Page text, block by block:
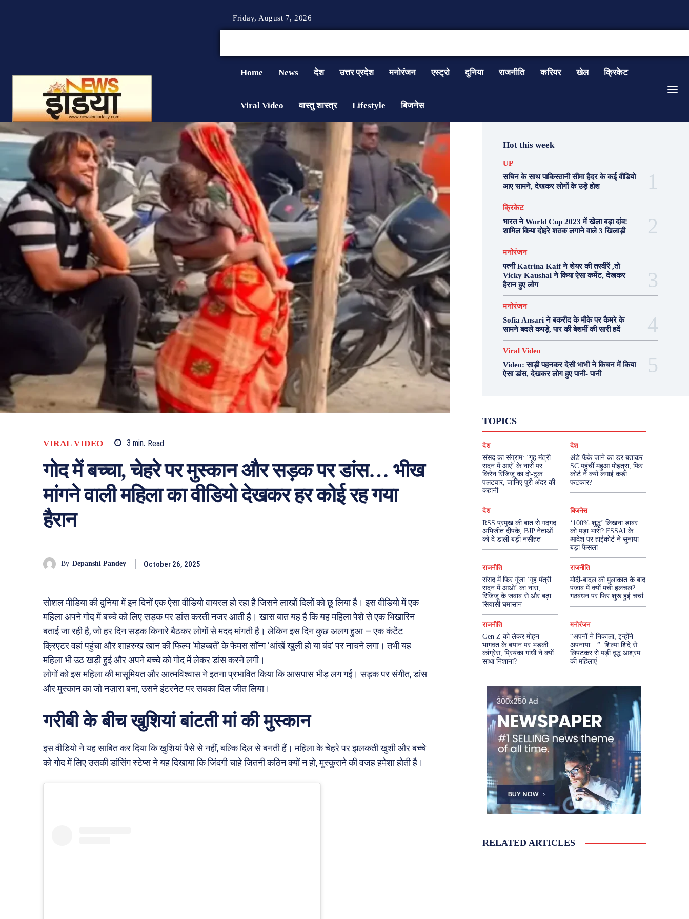
Friday, August 7, 2026
Home News देश उत्तर प्रदेश मनोरंजन एस्ट्रो दुनिया राजनीति करियर खेल क्रिकेट
Viral Video वास्तु शास्त्र Lifestyle बिजनेस
VIRAL VIDEO 3 min. Read
गोद में बच्चा, चेहरे पर मुस्कान और सड़क पर डांस… भीख
मांगने वाली महिला का वीडियो देखकर हर कोई रह गया
हैरान
By Depanshi Pandey October 26, 2025
सोशल मीडिया की दुनिया में इन दिनों एक ऐसा वीडियो वायरल हो रहा है जिसने लाखों दिलों को छू लिया है। इस वीडियो में एक
महिला अपने गोद में बच्चे को लिए सड़क पर डांस करती नजर आती है। खास बात यह है कि यह महिला पेशे से एक भिखारिन
बताई जा रही है, जो हर दिन सड़क किनारे बैठकर लोगों से मदद मांगती है। लेकिन इस दिन कुछ अलग हुआ — एक कंटेंट
क्रिएटर वहां पहुंचा और शाहरुख खान की फिल्म ‘मोहब्बतें’ के फेमस सॉन्ग ‘आंखें खुली हो या बंद’ पर नाचने लगा। तभी यह
महिला भी उठ खड़ी हुई और अपने बच्चे को गोद में लेकर डांस करने लगी।
लोगों को इस महिला की मासूमियत और आत्मविश्वास ने इतना प्रभावित किया कि आसपास भीड़ लग गई। सड़क पर संगीत, डांस
और मुस्कान का जो नज़ारा बना, उसने इंटरनेट पर सबका दिल जीत लिया।
गरीबी के बीच खुशियां बांटती मां की मुस्कान
इस वीडियो ने यह साबित कर दिया कि खुशियां पैसे से नहीं, बल्कि दिल से बनती हैं। महिला के चेहरे पर झलकती खुशी और बच्चे
को गोद में लिए उसकी डांसिंग स्टेप्स ने यह दिखाया कि जिंदगी चाहे जितनी कठिन क्यों न हो, मुस्कुराने की वजह हमेशा होती है।
Hot this week
UP
सचिन के साथ पाकिस्तानी सीमा हैदर के कई वीडियो
आए सामने, देखकर लोगों के उड़े होश
क्रिकेट
भारत ने World Cup 2023 में खेला बड़ा दांव!
शामिल किया दोहरे शतक लगाने वाले 3 खिलाड़ी
मनोरंजन
पत्नी Katrina Kaif ने शेयर की तस्वीरें ,तो
Vicky Kaushal ने किया ऐसा कमेंट, देखकर
हैरान हुए लोग
मनोरंजन
Sofia Ansari ने बकरीद के मौके पर कैमरे के
सामने बदले कपड़े, पार की बेशर्मी की सारी हदें
Viral Video
Video: साड़ी पहनकर देसी भाभी ने किचन में किया
ऐसा डांस, देखकर लोग हुए पानी- पानी
TOPICS
दुनिया
मनोरंजन
राजनीति वास्तु शास्त्र
More
देश
संसद का संग्राम: ‘गृह मंत्री
सदन में आएं’ के नारों पर
किरेन रिजिजू का दो-टूक
पलटवार, जानिए पूरी अंदर की
कहानी
देश
अंडे फेंके जाने का डर बताकर
SC पहुंचीं महुआ मोइत्रा, फिर
कोर्ट ने क्यों लगाई कड़ी
फटकार?
देश
RSS प्रमुख की बात से गदगद
अभिजीत दीपके, BJP नेताओं
को दे डाली बड़ी नसीहत
बिजनेस
‘100% शुद्ध’ लिखना डाबर
को पड़ा भारी? FSSAI के
आदेश पर हाईकोर्ट ने सुनाया
बड़ा फैसला
राजनीति
संसद में फिर गूंजा ‘गृह मंत्री
सदन में आओ’ का नारा,
रिजिजू के जवाब से और बढ़ा
सियासी घमासान
राजनीति
मोदी-बादल की मुलाकात के बाद
पंजाब में क्यों मची हलचल?
गठबंधन पर फिर शुरू हुई चर्चा
राजनीति
Gen Z को लेकर मोहन
भागवत के बयान पर भड़की
कांग्रेस, प्रियंका गांधी ने क्यों
साधा निशाना?
मनोरंजन
“अपनों ने निकाला, इन्होंने
अपनाया…”: शिल्पा शिंदे से
लिपटकर रो पड़ीं वृद्ध आश्रम
की महिलाएं
RELATED ARTICLES